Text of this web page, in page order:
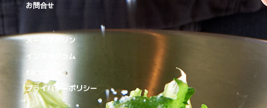
お問合せ
メールマガジン
インスタグラム
facebook
プライバシーポリシー